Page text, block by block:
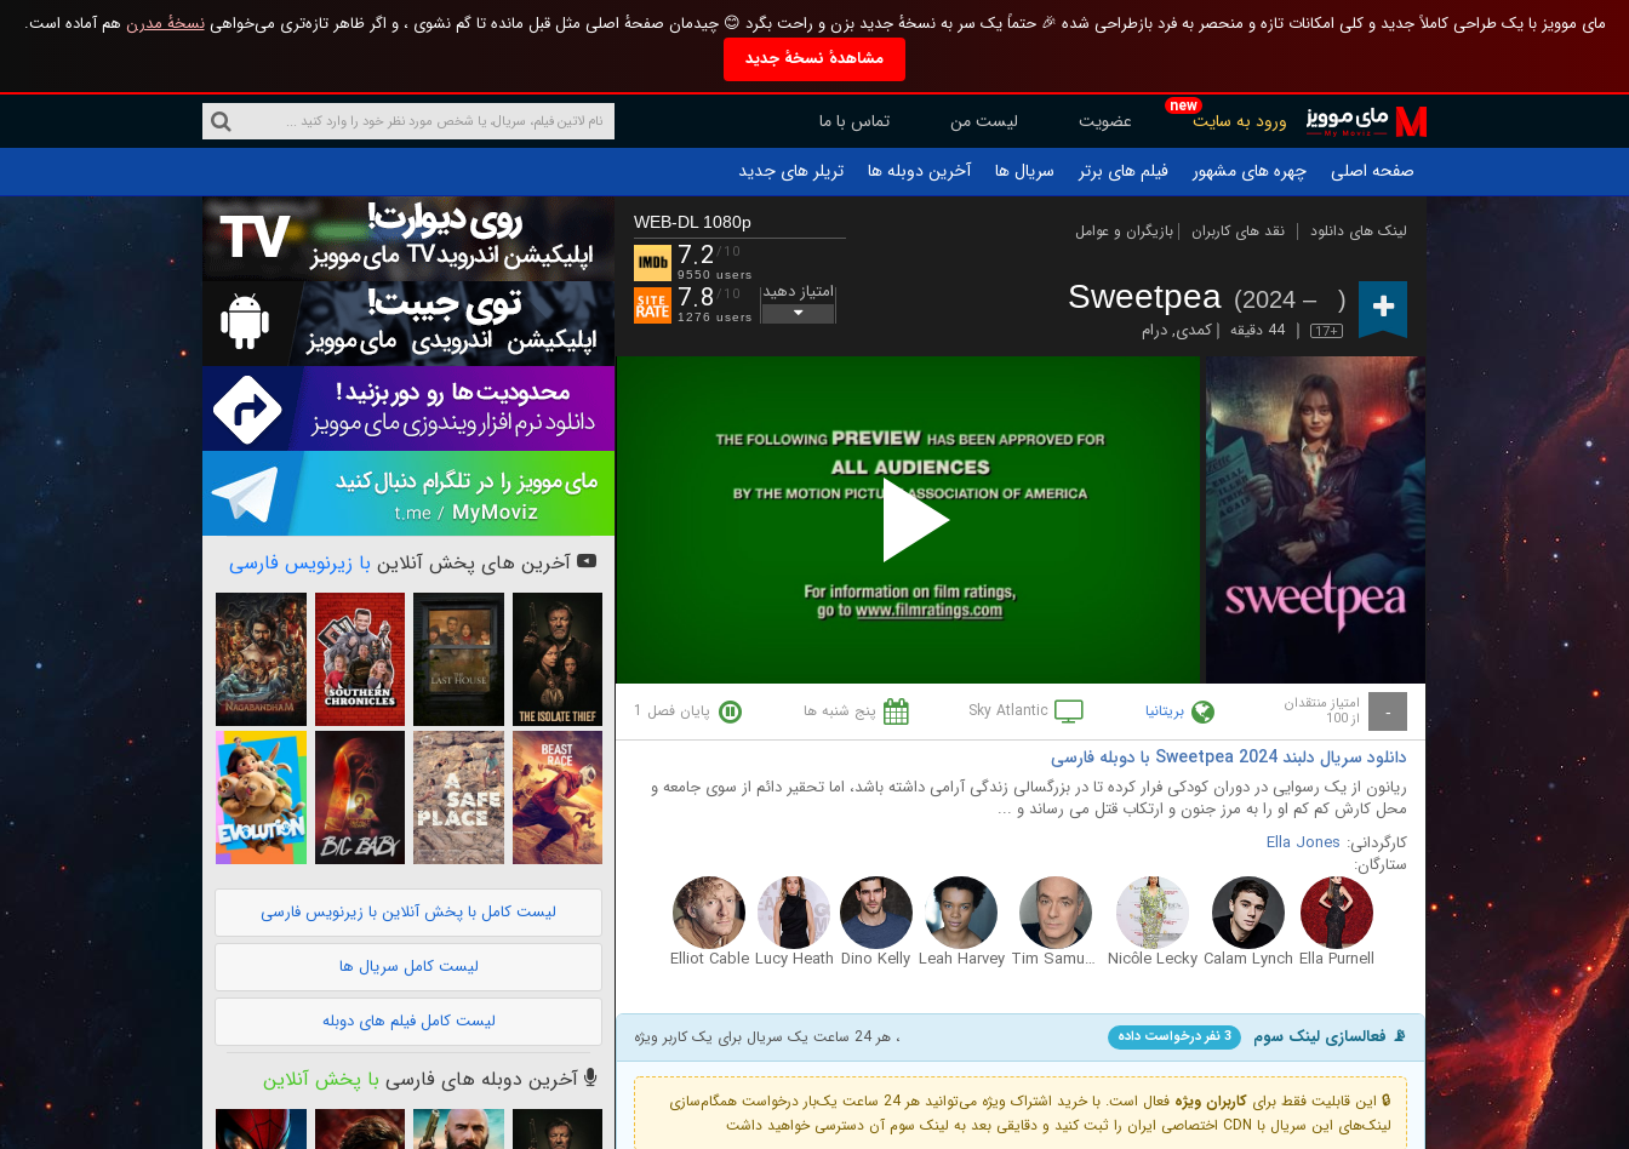
مای موویز با یک طراحی کاملاً جدید و کلی امکانات تازه و منحصر به فرد بازطراحی شده 🎉 حتماً یک سر به نسخهٔ جدید بزن و راحت بگرد 😊 چیدمان صفحهٔ اصلی مثل قبل مانده تا گم نشوی ، و اگر ظاهر تازه‌تری می‌خواهینسخهٔ مدرن هم آماده است.
مشاهدهٔ نسخهٔ جدید
new
ورود به سایت عضویت لیست من
تماس با ما
صفحه اصلی
چهره های مشهور فیلم های برتر سریال ها آخرین دوبله ها تریلر های جدید
لینک های دانلود نقد های کاربران بازیگران و عوامل
Sweetpea (2024 – )
17+ 44 دقیقه کمدی,درام
WEB-DL 1080p
7.2 /10
9550 users
7.8 /10
1276 users
امتیاز دهید
Play
Video
- امتیاز منتقدان
از 100 بریتانیا Sky Atlantic پنج شنبه ها پایان فصل 1
دانلود سریال دلبند Sweetpea 2024 با دوبله فارسی
ریانون از یک رسوایی در دوران کودکی فرار کرده تا در بزرگسالی زندگی آرامی داشته باشد، اما تحقیر دائم از سوی جامعه و
محل کارش کم کم او را به مرز جنون و ارتکاب قتل می رساند و ...
کارگردانی: Ella Jones
ستارگان:
Ella Purnell
Calam Lynch
Nicôle Lecky
Tim Samuels
Leah Harvey
Dino Kelly
Lucy Heath
Elliot Cable
📡 فعالسازی لینک سوم 3 نفر درخواست داده ، هر 24 ساعت یک سریال برای یک کاربر ویژه
🔒 این قابلیت فقط برای کاربران ویژه
فعال است. با خرید اشتراک ویژه می‌توانید هر 24 ساعت یک‌بار درخواست همگام‌سازی
لینک‌های این سریال با CDN اختصاصی ایران را ثبت کنید و دقایقی بعد به لینک سوم آن دسترسی خواهید داشت
آخرین های پخش آنلاین با زیرنویس فارسی
لیست کامل با پخش آنلاین با زیرنویس فارسی
لیست کامل سریال ها
لیست کامل فیلم های دوبله
آخرین دوبله های فارسی با پخش آنلاین